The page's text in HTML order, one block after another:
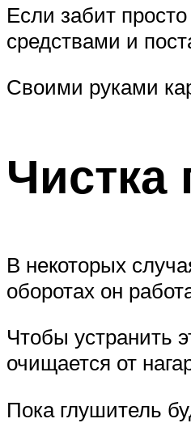
Если забит
средствами и
Своими руками
Чистка
В некоторых
оборотах он
Чтобы устранить
очищается от
Пока глушитель